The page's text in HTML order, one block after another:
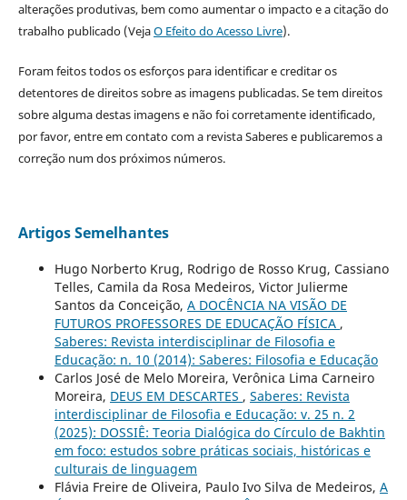
alterações produtivas, bem como aumentar o impacto e a citação do
trabalho publicado (VejaO Efeito do Acesso Livre).
Foram feitos todos os esforços para identificar e creditar os
detentores de direitos sobre as imagens publicadas. Se tem direitos
sobre alguma destas imagens e não foi corretamente identificado,
por favor, entre em contato com a revista Saberes e publicaremos a
correção num dos próximos números.
Artigos Semelhantes
Hugo Norberto Krug, Rodrigo de Rosso Krug, Cassiano
Telles, Camila da Rosa Medeiros, Victor Julierme
Santos da Conceição, A DOCÊNCIA NA VISÃO DE
FUTUROS PROFESSORES DE EDUCAÇÃO FÍSICA ,
Saberes: Revista interdisciplinar de Filosofia e
Educação: n. 10 (2014): Saberes: Filosofia e Educação
Carlos José de Melo Moreira, Verônica Lima Carneiro
Moreira, DEUS EM DESCARTES , Saberes: Revista
interdisciplinar de Filosofia e Educação: v. 25 n. 2
(2025): DOSSIÊ: Teoria Dialógica do Círculo de Bakhtin
em foco: estudos sobre práticas sociais, históricas e
culturais de linguagem
Flávia Freire de Oliveira, Paulo Ivo Silva de Medeiros, A